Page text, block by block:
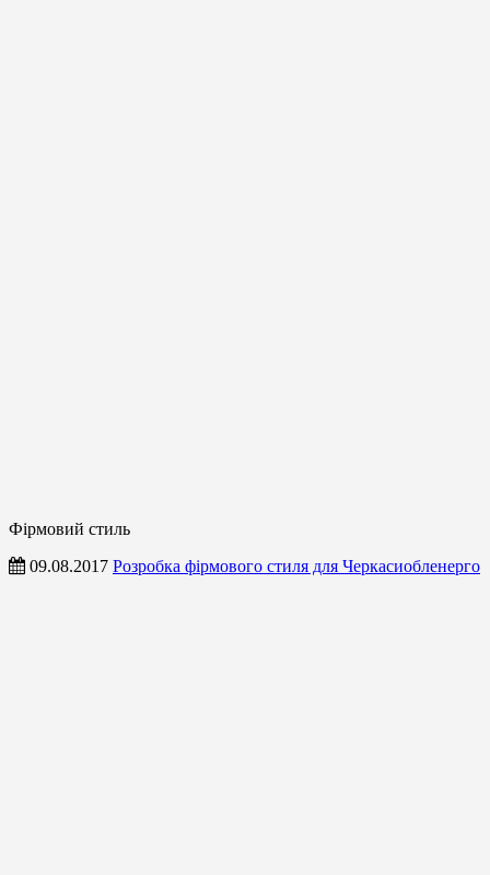
Фірмовий стиль
09.08.2017 Розробка фірмового стиля для Черкасиобленерго